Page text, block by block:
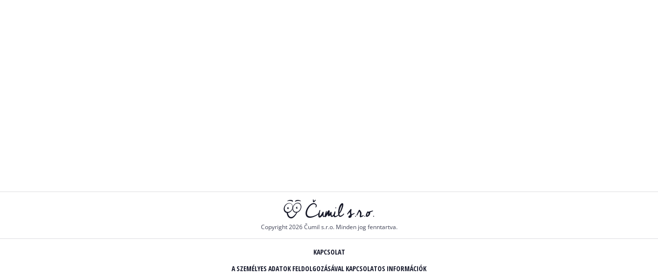
Copyright 2026 Čumil s.r.o. Minden jog fenntartva.
KAPCSOLAT
A SZEMÉLYES ADATOK FELDOLGOZÁSÁVAL KAPCSOLATOS INFORMÁCIÓK